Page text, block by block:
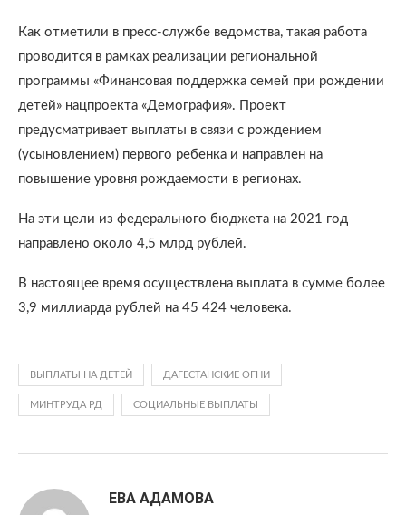
Как отметили в пресс-службе ведомства, такая работа
проводится в рамках реализации региональной
программы «Финансовая поддержка семей при рождении
детей» нацпроекта «Демография». Проект
предусматривает выплаты в связи с рождением
(усыновлением) первого ребенка и направлен на
повышение уровня рождаемости в регионах.
На эти цели из федерального бюджета на 2021 год
направлено около 4,5 млрд рублей.
В настоящее время осуществлена выплата в сумме более
3,9 миллиарда рублей на 45 424 человека.
ВЫПЛАТЫ НА ДЕТЕЙ ДАГЕСТАНСКИЕ ОГНИ
МИНТРУДА РД СОЦИАЛЬНЫЕ ВЫПЛАТЫ
ЕВА АДАМОВА